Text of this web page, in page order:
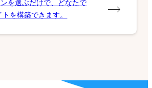
を選ぶだけで、どなたで
を構築できます。